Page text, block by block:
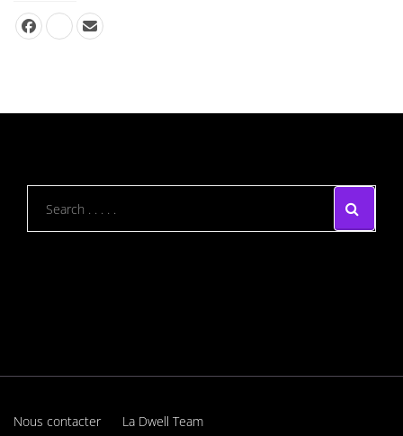
Nous contacter La Dwell Team